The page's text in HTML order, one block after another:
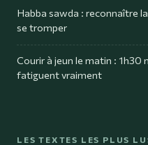
Habba sawda : reconnaître
se tromper
Courir à jeun le matin : 1h30
fatiguent vraiment
LES TEXTES LES PLUS